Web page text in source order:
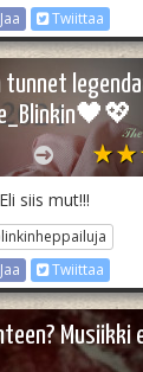
Twiittaa
tunnet
Eli siis mut!!!
Twiittaa
Musiikki